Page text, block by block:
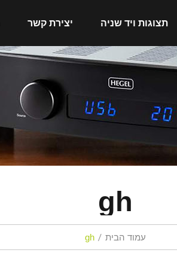
תצוגות ויד שניה יצירת קשר
gh
עמוד הבית gh